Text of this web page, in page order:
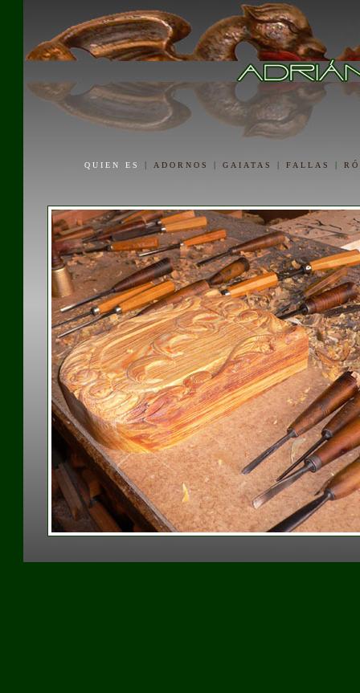
QUIEN ES | ADORNOS | GAIATAS | FALLAS |